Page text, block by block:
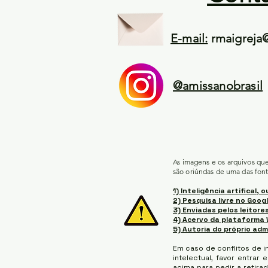
E-mail:
@amissanobrasil
As imagens e os arquivos
são oriúndas de uma das
1) Inteligência artifical,
2) Pesquisa livre no
3) Enviadas pelos
4) Acervo da plataforma
5) Autoria do próprio
Em caso de conflitos de
intelectual, favor entrar